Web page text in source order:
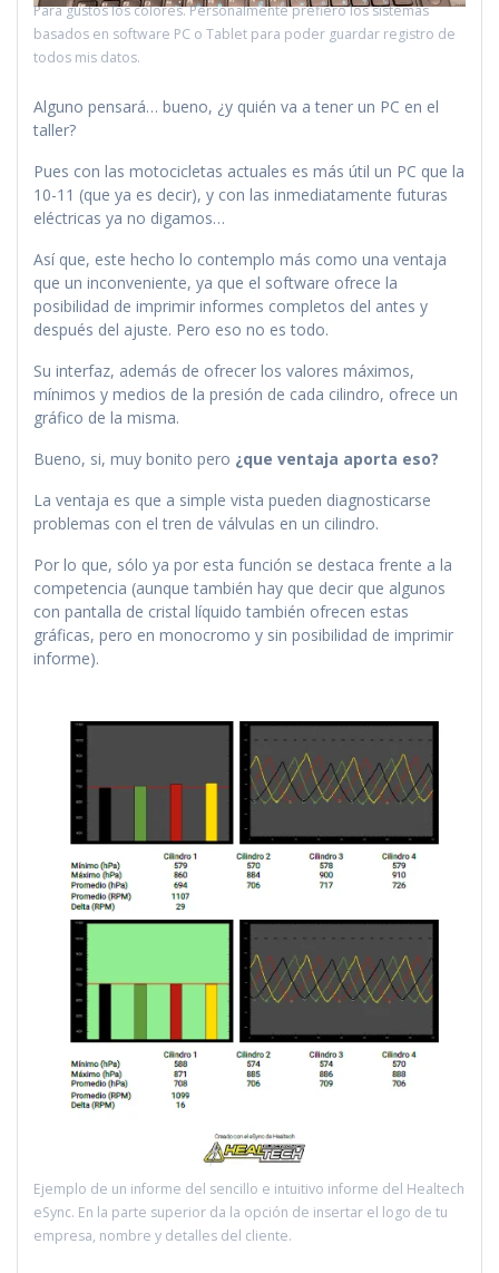
Para gustos los colores. Personalmente prefiero los sistemas
basados en software PC o Tablet para poder guardar registro de
todos mis datos.
Alguno pensará… bueno, ¿y quién va a tener un PC en el
taller?
Pues con las motocicletas actuales es más útil un PC que la
10-11 (que ya es decir), y con las inmediatamente futuras
eléctricas ya no digamos…
Así que, este hecho lo contemplo más como una ventaja
que un inconveniente, ya que el software ofrece la
posibilidad de imprimir informes completos del antes y
después del ajuste. Pero eso no es todo.
Su interfaz, además de ofrecer los valores máximos,
mínimos y medios de la presión de cada cilindro, ofrece un
gráfico de la misma.
Bueno, si, muy bonito pero ¿que ventaja aporta eso?
La ventaja es que a simple vista pueden diagnosticarse
problemas con el tren de válvulas en un cilindro.
Por lo que, sólo ya por esta función se destaca frente a la
competencia (aunque también hay que decir que algunos
con pantalla de cristal líquido también ofrecen estas
gráficas, pero en monocromo y sin posibilidad de imprimir
informe).
Ejemplo de un informe del sencillo e intuitivo informe del Healtech
eSync. En la parte superior da la opción de insertar el logo de tu
empresa, nombre y detalles del cliente.